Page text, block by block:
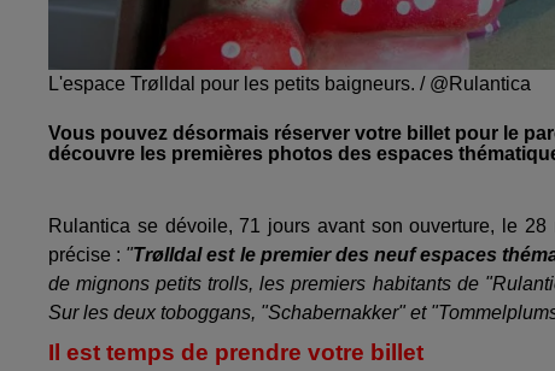
L'espace Trølldal pour les petits baigneurs. / @Rulantica
Vous pouvez désormais réserver votre billet pour le
découvre les premières photos des espaces
Rulantica se dévoile, 71 jours avant son ouverture, le
précise : "Trølldal est le premier des neuf espaces
de mignons petits trolls, les premiers habitants de
Sur les deux toboggans, "Schabernakker" et
Il est temps de prendre votre billet